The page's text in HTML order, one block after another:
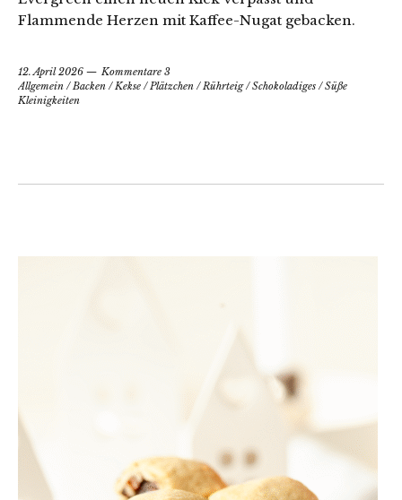
Flammende Herzen mit Kaffee-Nugat gebacken.
12. April 2026
Kommentare 3
Allgemein /Backen /Kekse /Plätzchen /Rührteig/Schokoladiges /Süße
Kleinigkeiten